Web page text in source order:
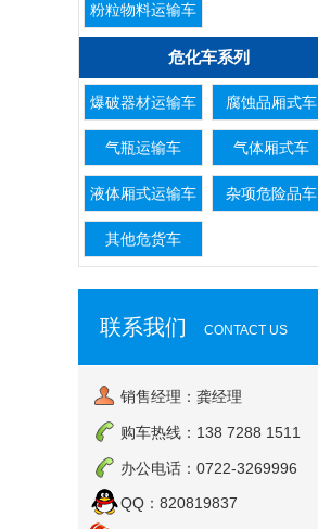
粉粒物料运输车
危化车系列
爆破器材运输车 腐蚀品厢式车
气瓶运输车 气体厢式车
液体厢式运输车 杂项危险品车
其他危货车
联系我们 CONTACT US
销售经理：龚经理
购车热线：138 7288 1511
办公电话：0722-3269996
QQ：820819837